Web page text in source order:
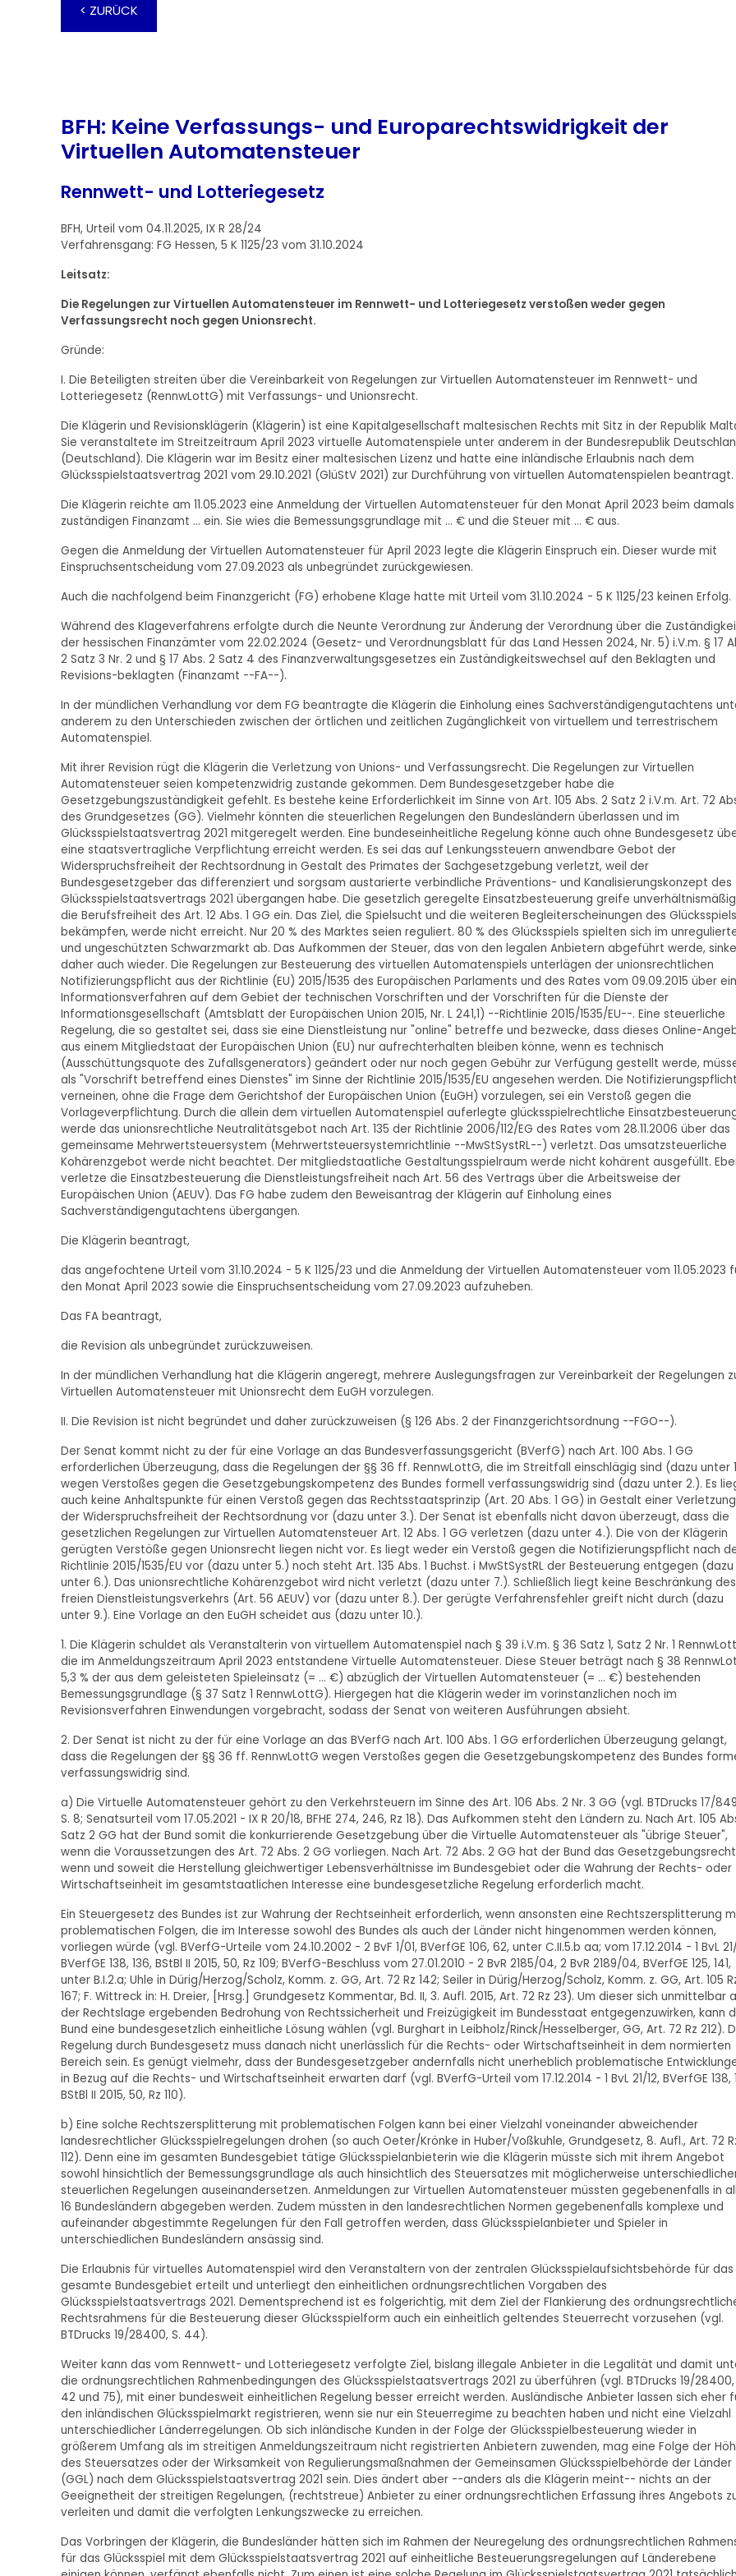
< ZURÜCK
BFH: Keine Verfassungs- und Europarechtswidrigkeit der
Virtuellen Automatensteuer
Rennwett- und Lotteriegesetz
BFH, Urteil vom 04.11.2025, IX R 28/24
Verfahrensgang: FG Hessen, 5 K 1125/23 vom 31.10.2024
Leitsatz:
Die Regelungen zur Virtuellen Automatensteuer im Rennwett- und Lotteriegesetz verstoßen weder gegen
Verfassungsrecht noch gegen Unionsrecht.
Gründe:
I. Die Beteiligten streiten über die Vereinbarkeit von Regelungen zur Virtuellen Automatensteuer im Rennwett- und
Lotteriegesetz (RennwLottG) mit Verfassungs- und Unionsrecht.
Die Klägerin und Revisionsklägerin (Klägerin) ist eine Kapitalgesellschaft maltesischen Rechts mit Sitz in der Republik
Sie veranstaltete im Streitzeitraum April 2023 virtuelle Automatenspiele unter anderem in der Bundesrepublik
(Deutschland). Die Klägerin war im Besitz einer maltesischen Lizenz und hatte eine inländische Erlaubnis nach dem
Glücksspielstaatsvertrag 2021 vom 29.10.2021 (GlüStV 2021) zur Durchführung von virtuellen Automatenspielen beantragt.
Die Klägerin reichte am 11.05.2023 eine Anmeldung der Virtuellen Automatensteuer für den Monat April 2023 beim damals
zuständigen Finanzamt ... ein. Sie wies die Bemessungsgrundlage mit ... € und die Steuer mit ... € aus.
Gegen die Anmeldung der Virtuellen Automatensteuer für April 2023 legte die Klägerin Einspruch ein. Dieser wurde mit
Einspruchsentscheidung vom 27.09.2023 als unbegründet zurückgewiesen.
Auch die nachfolgend beim Finanzgericht (FG) erhobene Klage hatte mit Urteil vom 31.10.2024 - 5 K 1125/23 keinen Erfolg.
Während des Klageverfahrens erfolgte durch die Neunte Verordnung zur Änderung der Verordnung über die
der hessischen Finanzämter vom 22.02.2024 (Gesetz- und Verordnungsblatt für das Land Hessen 2024, Nr. 5) i.V.m. § 17
2 Satz 3 Nr. 2 und § 17 Abs. 2 Satz 4 des Finanzverwaltungsgesetzes ein Zuständigkeitswechsel auf den Beklagten und
Revisions-beklagten (Finanzamt --FA--).
In der mündlichen Verhandlung vor dem FG beantragte die Klägerin die Einholung eines Sachverständigengutachtens
anderem zu den Unterschieden zwischen der örtlichen und zeitlichen Zugänglichkeit von virtuellem und terrestrischem
Automatenspiel.
Mit ihrer Revision rügt die Klägerin die Verletzung von Unions- und Verfassungsrecht. Die Regelungen zur Virtuellen
Automatensteuer seien kompetenzwidrig zustande gekommen. Dem Bundesgesetzgeber habe die
Gesetzgebungszuständigkeit gefehlt. Es bestehe keine Erforderlichkeit im Sinne von Art. 105 Abs. 2 Satz 2 i.V.m. Art. 72
des Grundgesetzes (GG). Vielmehr könnten die steuerlichen Regelungen den Bundesländern überlassen und im
Glücksspielstaatsvertrag 2021 mitgeregelt werden. Eine bundeseinheitliche Regelung könne auch ohne Bundesgesetz
eine staatsvertragliche Verpflichtung erreicht werden. Es sei das auf Lenkungssteuern anwendbare Gebot der
Widerspruchsfreiheit der Rechtsordnung in Gestalt des Primates der Sachgesetzgebung verletzt, weil der
Bundesgesetzgeber das differenziert und sorgsam austarierte verbindliche Präventions- und Kanalisierungskonzept des
Glücksspielstaatsvertrags 2021 übergangen habe. Die gesetzlich geregelte Einsatzbesteuerung greife
die Berufsfreiheit des Art. 12 Abs. 1 GG ein. Das Ziel, die Spielsucht und die weiteren Begleiterscheinungen des
bekämpfen, werde nicht erreicht. Nur 20 % des Marktes seien reguliert. 80 % des Glücksspiels spielten sich im
und ungeschützten Schwarzmarkt ab. Das Aufkommen der Steuer, das von den legalen Anbietern abgeführt werde, sinke
daher auch wieder. Die Regelungen zur Besteuerung des virtuellen Automatenspiels unterlägen der unionsrechtlichen
Notifizierungspflicht aus der Richtlinie (EU) 2015/1535 des Europäischen Parlaments und des Rates vom 09.09.2015 über ein
Informationsverfahren auf dem Gebiet der technischen Vorschriften und der Vorschriften für die Dienste der
Informationsgesellschaft (Amtsblatt der Europäischen Union 2015, Nr. L 241,1) --Richtlinie 2015/1535/EU--. Eine steuerliche
Regelung, die so gestaltet sei, dass sie eine Dienstleistung nur "online" betreffe und bezwecke, dass dieses Online-
aus einem Mitgliedstaat der Europäischen Union (EU) nur aufrechterhalten bleiben könne, wenn es technisch
(Ausschüttungsquote des Zufallsgenerators) geändert oder nur noch gegen Gebühr zur Verfügung gestellt werde,
als "Vorschrift betreffend eines Dienstes" im Sinne der Richtlinie 2015/1535/EU angesehen werden. Die
verneinen, ohne die Frage dem Gerichtshof der Europäischen Union (EuGH) vorzulegen, sei ein Verstoß gegen die
Vorlageverpflichtung. Durch die allein dem virtuellen Automatenspiel auferlegte glücksspielrechtliche
werde das unionsrechtliche Neutralitätsgebot nach Art. 135 der Richtlinie 2006/112/EG des Rates vom 28.11.2006 über das
gemeinsame Mehrwertsteuersystem (Mehrwertsteuersystemrichtlinie --MwStSystRL--) verletzt. Das umsatzsteuerliche
Kohärenzgebot werde nicht beachtet. Der mitgliedstaatliche Gestaltungsspielraum werde nicht kohärent ausgefüllt.
verletze die Einsatzbesteuerung die Dienstleistungsfreiheit nach Art. 56 des Vertrags über die Arbeitsweise der
Europäischen Union (AEUV). Das FG habe zudem den Beweisantrag der Klägerin auf Einholung eines
Sachverständigengutachtens übergangen.
Die Klägerin beantragt,
das angefochtene Urteil vom 31.10.2024 - 5 K 1125/23 und die Anmeldung der Virtuellen Automatensteuer vom 11.05.2023
den Monat April 2023 sowie die Einspruchsentscheidung vom 27.09.2023 aufzuheben.
Das FA beantragt,
die Revision als unbegründet zurückzuweisen.
In der mündlichen Verhandlung hat die Klägerin angeregt, mehrere Auslegungsfragen zur Vereinbarkeit der Regelungen
Virtuellen Automatensteuer mit Unionsrecht dem EuGH vorzulegen.
II. Die Revision ist nicht begründet und daher zurückzuweisen (§ 126 Abs. 2 der Finanzgerichtsordnung --FGO--).
Der Senat kommt nicht zu der für eine Vorlage an das Bundesverfassungsgericht (BVerfG) nach Art. 100 Abs. 1 GG
erforderlichen Überzeugung, dass die Regelungen der §§ 36 ff. RennwLottG, die im Streitfall einschlägig sind (dazu unter
wegen Verstoßes gegen die Gesetzgebungskompetenz des Bundes formell verfassungswidrig sind (dazu unter 2.). Es
auch keine Anhaltspunkte für einen Verstoß gegen das Rechtsstaatsprinzip (Art. 20 Abs. 1 GG) in Gestalt einer Verletzung
der Widerspruchsfreiheit der Rechtsordnung vor (dazu unter 3.). Der Senat ist ebenfalls nicht davon überzeugt, dass die
gesetzlichen Regelungen zur Virtuellen Automatensteuer Art. 12 Abs. 1 GG verletzen (dazu unter 4.). Die von der Klägerin
gerügten Verstöße gegen Unionsrecht liegen nicht vor. Es liegt weder ein Verstoß gegen die Notifizierungspflicht nach
Richtlinie 2015/1535/EU vor (dazu unter 5.) noch steht Art. 135 Abs. 1 Buchst. i MwStSystRL der Besteuerung entgegen (dazu
unter 6.). Das unionsrechtliche Kohärenzgebot wird nicht verletzt (dazu unter 7.). Schließlich liegt keine Beschränkung des
freien Dienstleistungsverkehrs (Art. 56 AEUV) vor (dazu unter 8.). Der gerügte Verfahrensfehler greift nicht durch (dazu
unter 9.). Eine Vorlage an den EuGH scheidet aus (dazu unter 10.).
1. Die Klägerin schuldet als Veranstalterin von virtuellem Automatenspiel nach § 39 i.V.m. § 36 Satz 1, Satz 2 Nr. 1
die im Anmeldungszeitraum April 2023 entstandene Virtuelle Automatensteuer. Diese Steuer beträgt nach § 38
5,3 % der aus dem geleisteten Spieleinsatz (= ... €) abzüglich der Virtuellen Automatensteuer (= ... €) bestehenden
Bemessungsgrundlage (§ 37 Satz 1 RennwLottG). Hiergegen hat die Klägerin weder im vorinstanzlichen noch im
Revisionsverfahren Einwendungen vorgebracht, sodass der Senat von weiteren Ausführungen absieht.
2. Der Senat ist nicht zu der für eine Vorlage an das BVerfG nach Art. 100 Abs. 1 GG erforderlichen Überzeugung gelangt,
dass die Regelungen der §§ 36 ff. RennwLottG wegen Verstoßes gegen die Gesetzgebungskompetenz des Bundes
verfassungswidrig sind.
a) Die Virtuelle Automatensteuer gehört zu den Verkehrsteuern im Sinne des Art. 106 Abs. 2 Nr. 3 GG (vgl. BTDrucks 17/
S. 8; Senatsurteil vom 17.05.2021 - IX R 20/18, BFHE 274, 246, Rz 18). Das Aufkommen steht den Ländern zu. Nach Art. 105
Satz 2 GG hat der Bund somit die konkurrierende Gesetzgebung über die Virtuelle Automatensteuer als "übrige Steuer",
wenn die Voraussetzungen des Art. 72 Abs. 2 GG vorliegen. Nach Art. 72 Abs. 2 GG hat der Bund das
wenn und soweit die Herstellung gleichwertiger Lebensverhältnisse im Bundesgebiet oder die Wahrung der Rechts- oder
Wirtschaftseinheit im gesamtstaatlichen Interesse eine bundesgesetzliche Regelung erforderlich macht.
Ein Steuergesetz des Bundes ist zur Wahrung der Rechtseinheit erforderlich, wenn ansonsten eine Rechtszersplitterung
problematischen Folgen, die im Interesse sowohl des Bundes als auch der Länder nicht hingenommen werden können,
vorliegen würde (vgl. BVerfG-Urteile vom 24.10.2002 - 2 BvF 1/01, BVerfGE 106, 62, unter C.II.5.b aa; vom 17.12.2014 - 1 BvL 21/
BVerfGE 138, 136, BStBl II 2015, 50, Rz 109; BVerfG-Beschluss vom 27.01.2010 - 2 BvR 2185/04, 2 BvR 2189/04, BVerfGE 125, 141,
unter B.I.2.a; Uhle in Dürig/Herzog/Scholz, Komm. z. GG, Art. 72 Rz 142; Seiler in Dürig/Herzog/Scholz, Komm. z. GG, Art. 105
167; F. Wittreck in: H. Dreier, [Hrsg.] Grundgesetz Kommentar, Bd. II, 3. Aufl. 2015, Art. 72 Rz 23). Um dieser sich unmittelbar
der Rechtslage ergebenden Bedrohung von Rechtssicherheit und Freizügigkeit im Bundesstaat entgegenzuwirken, kann
Bund eine bundesgesetzlich einheitliche Lösung wählen (vgl. Burghart in Leibholz/Rinck/Hesselberger, GG, Art. 72 Rz 212).
Regelung durch Bundesgesetz muss danach nicht unerlässlich für die Rechts- oder Wirtschaftseinheit in dem normierten
Bereich sein. Es genügt vielmehr, dass der Bundesgesetzgeber andernfalls nicht unerheblich problematische
in Bezug auf die Rechts- und Wirtschaftseinheit erwarten darf (vgl. BVerfG-Urteil vom 17.12.2014 - 1 BvL 21/12, BVerfGE 138,
BStBl II 2015, 50, Rz 110).
b) Eine solche Rechtszersplitterung mit problematischen Folgen kann bei einer Vielzahl voneinander abweichender
landesrechtlicher Glücksspielregelungen drohen (so auch Oeter/Krönke in Huber/Voßkuhle, Grundgesetz, 8. Aufl., Art. 72
112). Denn eine im gesamten Bundesgebiet tätige Glücksspielanbieterin wie die Klägerin müsste sich mit ihrem Angebot
sowohl hinsichtlich der Bemessungsgrundlage als auch hinsichtlich des Steuersatzes mit möglicherweise
steuerlichen Regelungen auseinandersetzen. Anmeldungen zur Virtuellen Automatensteuer müssten gegebenenfalls in
16 Bundesländern abgegeben werden. Zudem müssten in den landesrechtlichen Normen gegebenenfalls komplexe und
aufeinander abgestimmte Regelungen für den Fall getroffen werden, dass Glücksspielanbieter und Spieler in
unterschiedlichen Bundesländern ansässig sind.
Die Erlaubnis für virtuelles Automatenspiel wird den Veranstaltern von der zentralen Glücksspielaufsichtsbehörde für das
gesamte Bundesgebiet erteilt und unterliegt den einheitlichen ordnungsrechtlichen Vorgaben des
Glücksspielstaatsvertrags 2021. Dementsprechend ist es folgerichtig, mit dem Ziel der Flankierung des
Rechtsrahmens für die Besteuerung dieser Glücksspielform auch ein einheitlich geltendes Steuerrecht vorzusehen (vgl.
BTDrucks 19/28400, S. 44).
Weiter kann das vom Rennwett- und Lotteriegesetz verfolgte Ziel, bislang illegale Anbieter in die Legalität und damit
die ordnungsrechtlichen Rahmenbedingungen des Glücksspielstaatsvertrags 2021 zu überführen (vgl. BTDrucks 19/28400,
42 und 75), mit einer bundesweit einheitlichen Regelung besser erreicht werden. Ausländische Anbieter lassen sich eher
den inländischen Glücksspielmarkt registrieren, wenn sie nur ein Steuerregime zu beachten haben und nicht eine Vielzahl
unterschiedlicher Länderregelungen. Ob sich inländische Kunden in der Folge der Glücksspielbesteuerung wieder in
größerem Umfang als im streitigen Anmeldungszeitraum nicht registrierten Anbietern zuwenden, mag eine Folge der
des Steuersatzes oder der Wirksamkeit von Regulierungsmaßnahmen der Gemeinsamen Glücksspielbehörde der Länder
(GGL) nach dem Glücksspielstaatsvertrag 2021 sein. Dies ändert aber --anders als die Klägerin meint-- nichts an der
Geeignetheit der streitigen Regelungen, (rechtstreue) Anbieter zu einer ordnungsrechtlichen Erfassung ihres Angebots
verleiten und damit die verfolgten Lenkungszwecke zu erreichen.
Das Vorbringen der Klägerin, die Bundesländer hätten sich im Rahmen der Neuregelung des ordnungsrechtlichen
für das Glücksspiel mit dem Glücksspielstaatsvertrag 2021 auf einheitliche Besteuerungsregelungen auf Länderebene